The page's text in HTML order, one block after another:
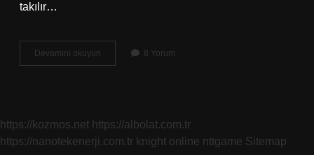
takılır…
Devamını okuyun
Bagaj
8 Yorum
https://kozmos.net https://albolat.com.tr
https://nanotekenerji.com.tr knight online nttgame Sitemap